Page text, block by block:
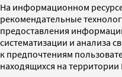
На информационном
рекомендательные
предоставления
систематизации и анализа
к предпочтениям
находящихся на